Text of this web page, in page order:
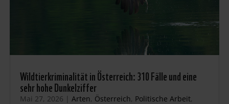
Wildtierkriminalität in Österreich: 310 Fälle und eine
sehr hohe Dunkelziffer
Mai 27, 2026 | Arten, Österreich, Politische Arbeit,